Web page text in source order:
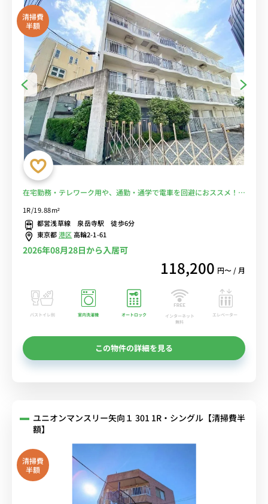
清掃費
半額
在宅勤務・テレワーク用や、通勤・通学で電車を回避におススメ！ス
1R/19.88m²
都営浅草線 泉岳寺駅 徒歩6分
東京都港区高輪2-1-61
2026年08月28日から入居可
118,200 円〜 / 月
バストイレ別 室内洗濯機 オートロック
インターネット
無料
エレベーター
この物件の詳細を見る
ユニオンマンスリー矢向１ 301 1R・シングル【清掃費半
額】
清掃費
半額